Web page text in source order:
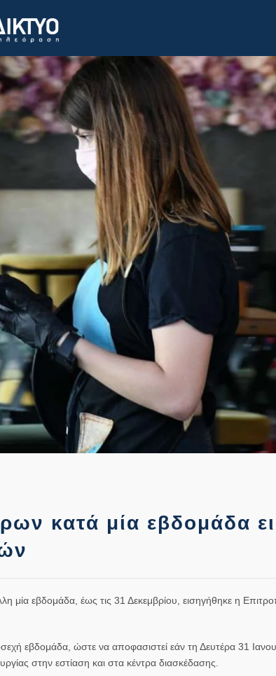
κατά μία εβδομάδα
μία εβδομάδα, έως τις 31 Δεκεμβρίου, εισηγήθηκε η
εβδομάδα, ώστε να αποφασιστεί εάν τη Δευτέρα 31
στην εστίαση και στα κέντρα διασκέδασης.